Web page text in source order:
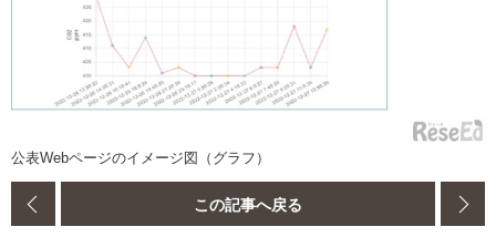
公表Webページのイメージ図（グラフ）
この記事へ戻る